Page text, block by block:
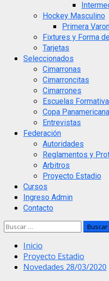
Hockey Masculino
Primera
Fixtures y Forma
Tarjetas
Seleccionados
Cimarronas
Cimarroncitas
Cimarrones
Escuelas
Copa
Entrevistas
Federación
Autoridades
Reglamentos y
Arbitros
Proyecto Estadio
Cursos
Ingreso Admin
Contacto
Buscar:
Inicio
Proyecto Estadio
Novedades 28/03/2020